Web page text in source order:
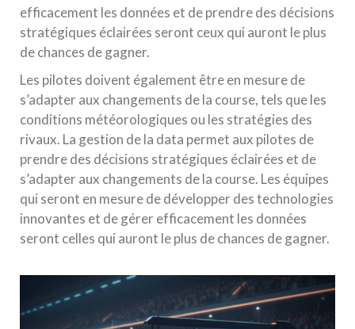
efficacement les données et de prendre des décisions
stratégiques éclairées seront ceux qui auront le plus
de chances de gagner.
Les pilotes doivent également être en mesure de
s’adapter aux changements de la course, tels que les
conditions météorologiques ou les stratégies des
rivaux. La gestion de la data permet aux pilotes de
prendre des décisions stratégiques éclairées et de
s’adapter aux changements de la course. Les équipes
qui seront en mesure de développer des technologies
innovantes et de gérer efficacement les données
seront celles qui auront le plus de chances de gagner.